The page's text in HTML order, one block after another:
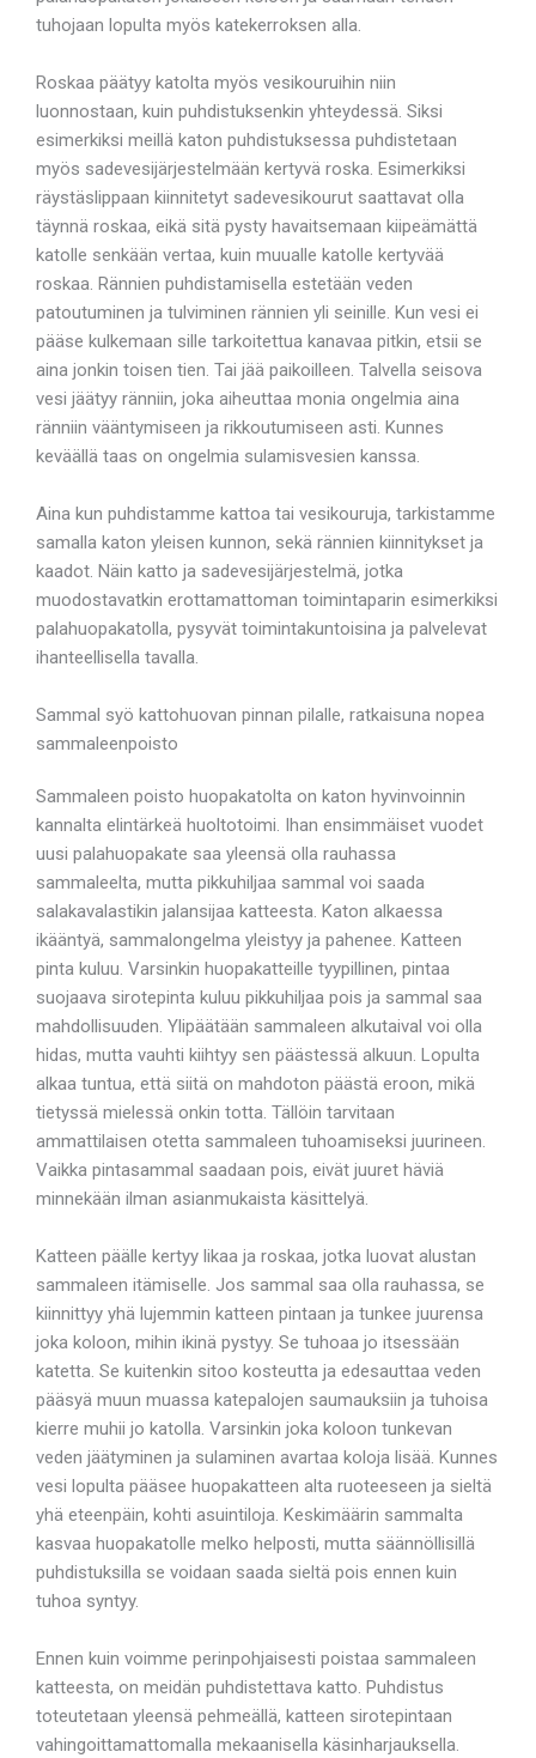
tuhojaan lopulta myös katekerroksen alla.
Roskaa päätyy katolta myös vesikouruihin niin
luonnostaan, kuin puhdistuksenkin yhteydessä. Siksi
esimerkiksi meillä katon puhdistuksessa puhdistetaan
myös sadevesijärjestelmään kertyvä roska. Esimerkiksi
räystäslippaan kiinnitetyt sadevesikourut saattavat olla
täynnä roskaa, eikä sitä pysty havaitsemaan kiipeämättä
katolle senkään vertaa, kuin muualle katolle kertyvää
roskaa. Rännien puhdistamisella estetään veden
patoutuminen ja tulviminen rännien yli seinille. Kun vesi ei
pääse kulkemaan sille tarkoitettua kanavaa pitkin, etsii se
aina jonkin toisen tien. Tai jää paikoilleen. Talvella seisova
vesi jäätyy ränniin, joka aiheuttaa monia ongelmia aina
ränniin vääntymiseen ja rikkoutumiseen asti. Kunnes
keväällä taas on ongelmia sulamisvesien kanssa.
Aina kun puhdistamme kattoa tai vesikouruja, tarkistamme
samalla katon yleisen kunnon, sekä rännien kiinnitykset ja
kaadot. Näin katto ja sadevesijärjestelmä, jotka
muodostavatkin erottamattoman toimintaparin esimerkiksi
palahuopakatolla, pysyvät toimintakuntoisina ja palvelevat
ihanteellisella tavalla.
Sammal syö kattohuovan pinnan pilalle, ratkaisuna nopea
sammaleenpoisto
Sammaleen poisto huopakatolta on katon hyvinvoinnin
kannalta elintärkeä huoltotoimi. Ihan ensimmäiset vuodet
uusi palahuopakate saa yleensä olla rauhassa
sammaleelta, mutta pikkuhiljaa sammal voi saada
salakavalastikin jalansijaa katteesta. Katon alkaessa
ikääntyä, sammalongelma yleistyy ja pahenee. Katteen
pinta kuluu. Varsinkin huopakatteille tyypillinen, pintaa
suojaava sirotepinta kuluu pikkuhiljaa pois ja sammal saa
mahdollisuuden. Ylipäätään sammaleen alkutaival voi olla
hidas, mutta vauhti kiihtyy sen päästessä alkuun. Lopulta
alkaa tuntua, että siitä on mahdoton päästä eroon, mikä
tietyssä mielessä onkin totta. Tällöin tarvitaan
ammattilaisen otetta sammaleen tuhoamiseksi juurineen.
Vaikka pintasammal saadaan pois, eivät juuret häviä
minnekään ilman asianmukaista käsittelyä.
Katteen päälle kertyy likaa ja roskaa, jotka luovat alustan
sammaleen itämiselle. Jos sammal saa olla rauhassa, se
kiinnittyy yhä lujemmin katteen pintaan ja tunkee juurensa
joka koloon, mihin ikinä pystyy. Se tuhoaa jo itsessään
katetta. Se kuitenkin sitoo kosteutta ja edesauttaa veden
pääsyä muun muassa katepalojen saumauksiin ja tuhoisa
kierre muhii jo katolla. Varsinkin joka koloon tunkevan
veden jäätyminen ja sulaminen avartaa koloja lisää. Kunnes
vesi lopulta pääsee huopakatteen alta ruoteeseen ja sieltä
yhä eteenpäin, kohti asuintiloja. Keskimäärin sammalta
kasvaa huopakatolle melko helposti, mutta säännöllisillä
puhdistuksilla se voidaan saada sieltä pois ennen kuin
tuhoa syntyy.
Ennen kuin voimme perinpohjaisesti poistaa sammaleen
katteesta, on meidän puhdistettava katto. Puhdistus
toteutetaan yleensä pehmeällä, katteen sirotepintaan
vahingoittamattomalla mekaanisella käsinharjauksella.